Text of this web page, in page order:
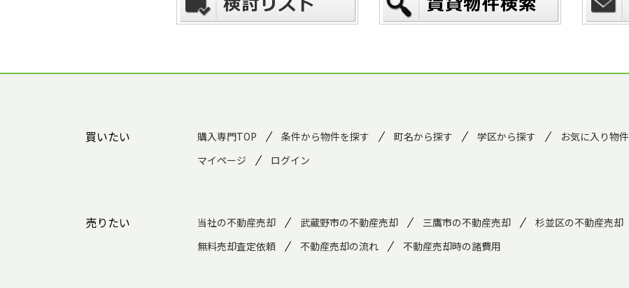
買いたい 購入専門TOP 条件から物件を探す 町名から探す 学区から探す お気に入り物件
マイページ
ログイン
売りたい 当社の不動産売却 武蔵野市の不動産売却 三鷹市の不動産売却 杉並区の不動産売却
無料売却査定依頼
不動産売却の流れ 不動産売却時の諸費用